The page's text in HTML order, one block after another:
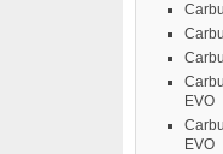
EVO
EVO